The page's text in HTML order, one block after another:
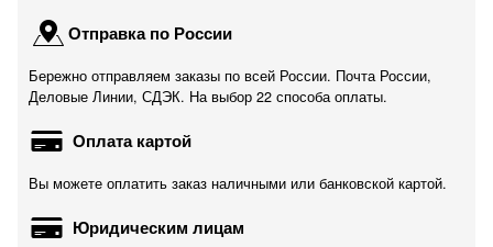
Отправка по России
Бережно отправляем заказы по всей России. Почта России,
Деловые Линии, СДЭК. На выбор 22 способа оплаты.
Оплата картой
Вы можете оплатить заказ наличными или банковской картой.
Юридическим лицам